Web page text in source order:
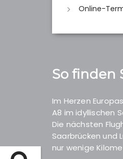
Online-
So finden
Im Herzen
A8 im idyllischen
Die nächsten
Saarbrücken und
nur wenige